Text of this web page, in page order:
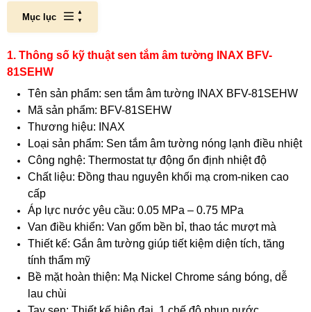
Mục lục
1. Thông số kỹ thuật sen tắm âm tường INAX BFV-
81SEHW
Tên sản phẩm: sen tắm âm tường INAX BFV-81SEHW
Mã sản phẩm: BFV-81SEHW
Thương hiệu: INAX
Loại sản phẩm: Sen tắm âm tường nóng lạnh điều nhiệt
Công nghệ: Thermostat tự động ổn định nhiệt độ
Chất liệu: Đồng thau nguyên khối mạ crom-niken cao
cấp
Áp lực nước yêu cầu: 0.05 MPa – 0.75 MPa
Van điều khiển: Van gốm bền bỉ, thao tác mượt mà
Thiết kế: Gắn âm tường giúp tiết kiệm diện tích, tăng
tính thẩm mỹ
Bề mặt hoàn thiện: Mạ Nickel Chrome sáng bóng, dễ
lau chùi